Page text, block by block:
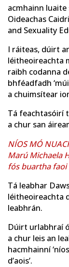
acmhainn
Oideachas
and Sexuality
I ráiteas, dúirt
léitheoireachta
raibh codanna
bhféadfadh
a chuimsítear
Tá feachtasóirí
a chur san
NÍOS MÓ
Marú Michaela
fós buartha faoi
Tá leabhar
léitheoireachta
leabhrán.
Dúirt urlabhraí
a chur leis an
hacmhainní
d’aois’.